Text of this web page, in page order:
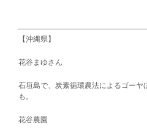
【沖縄県】
花谷まゆさん
石垣島で、炭素循環農法によるゴー
も。
花谷農園